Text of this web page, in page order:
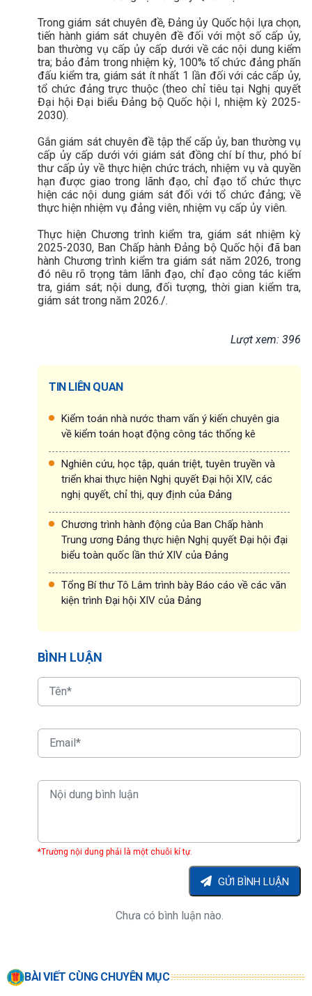
Trong giám sát chuyên đề, Đảng ủy Quốc hội lựa chọn,
tiến hành giám sát chuyên đề đối với một số cấp ủy,
ban thường vụ cấp ủy cấp dưới về các nội dung kiểm
tra; bảo đảm trong nhiệm kỳ, 100% tổ chức đảng phấn
đấu kiểm tra, giám sát ít nhất 1 lần đối với các cấp ủy,
tổ chức đảng trực thuộc (theo chỉ tiêu tại Nghị quyết
Đại hội Đại biểu Đảng bộ Quốc hội I, nhiệm kỳ 2025-
2030).
Gắn giám sát chuyên đề tập thể cấp ủy, ban thường vụ
cấp ủy cấp dưới với giám sát đồng chí bí thư, phó bí
thư cấp ủy về thực hiện chức trách, nhiệm vụ và quyền
hạn được giao trong lãnh đạo, chỉ đạo tổ chức thực
hiện các nội dung giám sát đối với tổ chức đảng; về
thực hiện nhiệm vụ đảng viên, nhiệm vụ cấp ủy viên.
Thực hiện Chương trình kiểm tra, giám sát nhiệm kỳ
2025-2030, Ban Chấp hành Đảng bộ Quốc hội đã ban
hành Chương trình kiểm tra giám sát năm 2026, trong
đó nêu rõ trọng tâm lãnh đạo, chỉ đạo công tác kiểm
tra, giám sát; nội dung, đối tượng, thời gian kiểm tra,
giám sát trong năm 2026./.
Lượt xem: 396
TIN LIÊN QUAN
Kiểm toán nhà nước tham vấn ý kiến chuyên gia
về kiểm toán hoạt động công tác thống kê
Nghiên cứu, học tập, quán triệt, tuyên truyền và
triển khai thực hiện Nghị quyết Đại hội XIV, các
nghị quyết, chỉ thị, quy định của Đảng
Chương trình hành động của Ban Chấp hành
Trung ương Đảng thực hiện Nghị quyết Đại hội đại
biểu toàn quốc lần thứ XIV của Đảng
Tổng Bí thư Tô Lâm trình bày Báo cáo về các văn
kiện trình Đại hội XIV của Đảng
BÌNH LUẬN
*Trường nội dung phải là một chuỗi kí tự.
GỬI BÌNH LUẬN
Chưa có bình luận nào.
BÀI VIẾT CÙNG CHUYÊN MỤC